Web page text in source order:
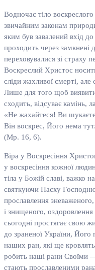
Водночас тіло
звичайним законам
яким був завалений вхід
проходить через замкнені
переховувалися зі страху
Воскреслий Христос
сліди жахливої смерті,
Лише для того щоб
сходить, відсуває камінь,
«Не жахайтеся! Ви
Він воскрес, Його нема
(Мр. 16, 6).
Віра у Воскресіння
у воскресіння кожної
тіла у Божій славі, важко
святкуючи Пасху
прославлення
і знищеного,
сьогодні простягає свою
до зраненої України, Його
наших ран, які ще
робить наші рани Своїми
стають прославленими